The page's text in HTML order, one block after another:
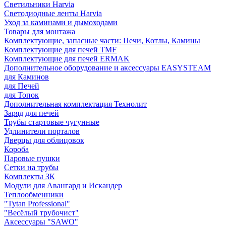
Светильники Harvia
Светодиодные ленты Harvia
Уход за каминами и дымоходами
Товары для монтажа
Комплектующие, запасные части: Печи, Котлы, Камины
Комплектующие для печей TMF
Комплектующие для печей ERMAK
Дополнительное оборудование и аксессуары EASYSTEAM
для Каминов
для Печей
для Топок
Дополнительная комплектация Технолит
Заряд для печей
Трубы стартовые чугунные
Удлинители порталов
Дверцы для облицовок
Короба
Паровые пушки
Сетки на трубы
Комплекты ЗК
Модули для Авангард и Искандер
Теплообменники
"Tytan Professional"
"Весёлый трубочист"
Аксессуары "SAWO"